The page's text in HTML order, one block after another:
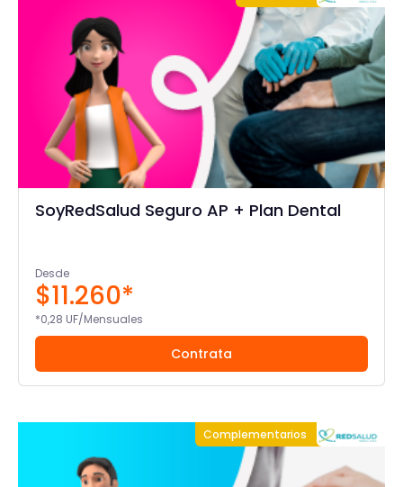
SoyRedSalud Seguro AP + Plan Dental
Desde
$11.260*
*0,28 UF/Mensuales
Contrata
Complementarios